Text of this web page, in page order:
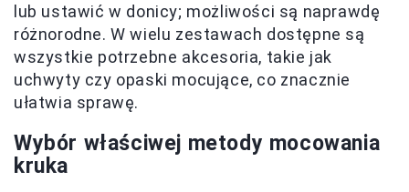
lub ustawić w donicy; możliwości są naprawdę
różnorodne. W wielu zestawach dostępne są
wszystkie potrzebne akcesoria, takie jak
uchwyty czy opaski mocujące, co znacznie
ułatwia sprawę.
Wybór właściwej metody mocowania
kruka